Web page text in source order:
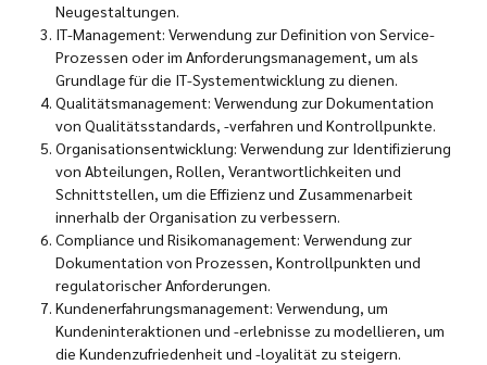
Neugestaltungen.
IT-Management: Verwendung zur Definition von Service-
Prozessen oder im Anforderungsmanagement, um als
Grundlage für die IT-Systementwicklung zu dienen.
Qualitätsmanagement: Verwendung zur Dokumentation
von Qualitätsstandards, -verfahren und Kontrollpunkte.
Organisationsentwicklung: Verwendung zur Identifizierung
von Abteilungen, Rollen, Verantwortlichkeiten und
Schnittstellen, um die Effizienz und Zusammenarbeit
innerhalb der Organisation zu verbessern.
Compliance und Risikomanagement: Verwendung zur
Dokumentation von Prozessen, Kontrollpunkten und
regulatorischer Anforderungen.
Kundenerfahrungsmanagement: Verwendung, um
Kundeninteraktionen und -erlebnisse zu modellieren, um
die Kundenzufriedenheit und -loyalität zu steigern.